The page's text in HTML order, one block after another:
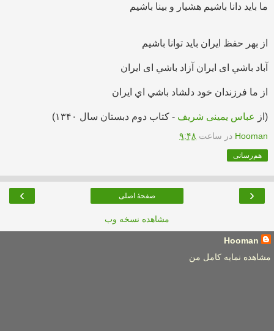
ما بايد دانا باشیم هشیار و بينا باشیم
از بهر حفظ ایران باید توانا باشیم
آباد باشي ای ایران آزاد باشي ای ایران
از ما فرزندان خود دلشاد باشي اي ايران
(از عباس یمینی شریف - کتاب دوم دبستان سال ۱۳۴۰)
Hooman در ساعت ۹:۴۸
هم‌رسانی
‹
› صفحهٔ اصلی
مشاهده نسخه وب
Hooman
مشاهده نمایه کامل من